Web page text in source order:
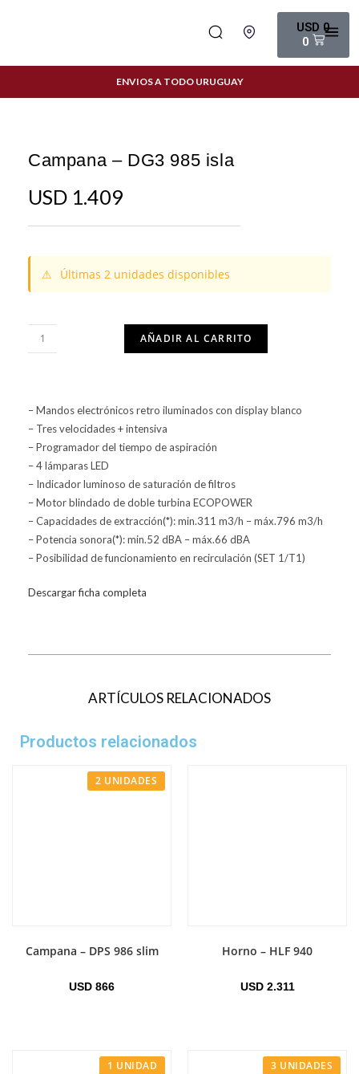
USD 0
0
ENVIOS A TODO URUGUAY
Campana – DG3 985 isla
USD 1.409
⚠ Últimas 2 unidades disponibles
AÑADIR AL CARRITO
– Mandos electrónicos retro iluminados con display blanco
– Tres velocidades + intensiva
– Programador del tiempo de aspiración
– 4 lámparas LED
– Indicador luminoso de saturación de filtros
– Motor blindado de doble turbina ECOPOWER
– Capacidades de extracción(*): min.311 m3/h – máx.796 m3/h
– Potencia sonora(*): min.52 dBA – máx.66 dBA
– Posibilidad de funcionamiento en recirculación (SET 1/T1)
Descargar ficha completa
ARTÍCULOS RELACIONADOS
Productos relacionados
2 UNIDADES
Campana – DPS 986 slim
USD 866
Horno – HLF 940
USD2.311
1 UNIDAD 3 UNIDADES